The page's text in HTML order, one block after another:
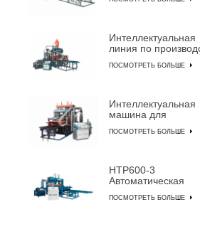
Интеллектуальная
линия по
QYJ-4000
ПОСМОТРЕТЬ БОЛЬШЕ
Интеллектуальная
машина для
HTP600-3A
ПОСМОТРЕТЬ БОЛЬШЕ
HTP600-3
Автоматическая
изготовления блоков
ПОСМОТРЕТЬ БОЛЬШЕ